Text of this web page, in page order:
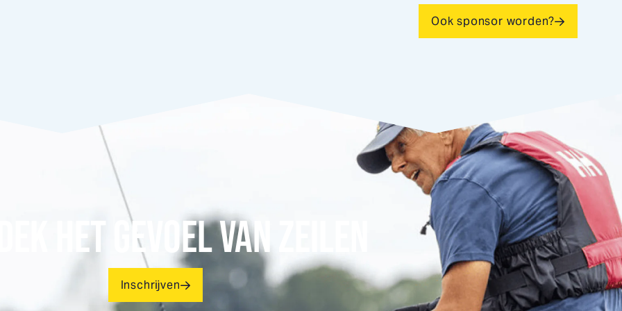
Ook sponsor worden?
HET GEVOEL VAN ZEILEN
Inschrijven